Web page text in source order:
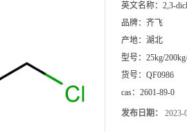
英文名称： 2,3-
品牌： 齐飞
产地： 湖北
型号： 25kg/
货号： QF0986
cas： 2601-89-0
发布日期： 2023-